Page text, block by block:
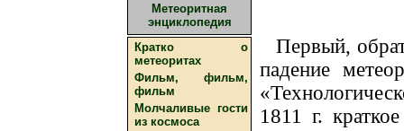
Метеоритная
энциклопедия
Кратко о
метеоритах
Фильм, фильм,
фильм
Молчаливые гости
из космоса
Первый,
падение
1811 г.